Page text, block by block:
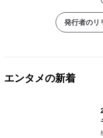
発行者のリ
エンタメの新着